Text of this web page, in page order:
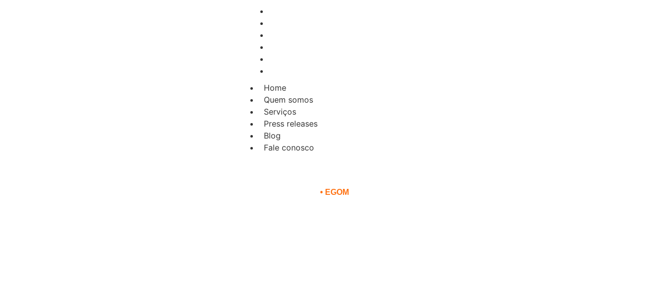
Home
Quem somos
Serviços
Press releases
Blog
Fale conosco
• EGOM